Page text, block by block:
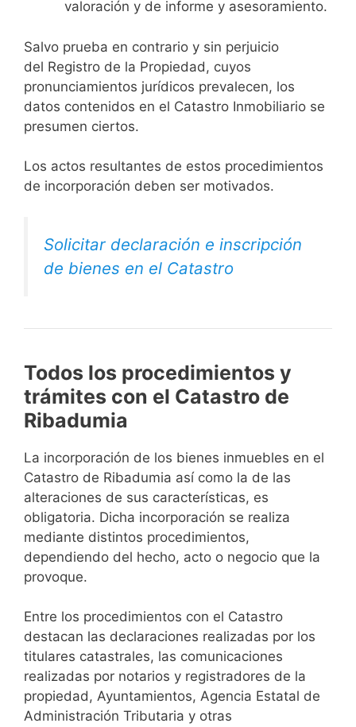
valoración y de informe y asesoramiento.
Salvo prueba en contrario y sin perjuicio
del Registro de la Propiedad, cuyos
pronunciamientos jurídicos prevalecen, los
datos contenidos en el Catastro Inmobiliario se
presumen ciertos.
Los actos resultantes de estos procedimientos
de incorporación deben ser motivados.
Solicitar declaración e inscripción
de bienes en el Catastro
Todos los procedimientos y
trámites con el Catastro de
Ribadumia
La incorporación de los bienes inmuebles en el
Catastro de Ribadumia así como la de las
alteraciones de sus características, es
obligatoria. Dicha incorporación se realiza
mediante distintos procedimientos,
dependiendo del hecho, acto o negocio que la
provoque.
Entre los procedimientos con el Catastro
destacan las declaraciones realizadas por los
titulares catastrales, las comunicaciones
realizadas por notarios y registradores de la
propiedad, Ayuntamientos, Agencia Estatal de
Administración Tributaria y otras